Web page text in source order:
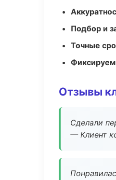
Подбор и
Точные
Фиксируем
Отзывы
Сделали
— Клиент